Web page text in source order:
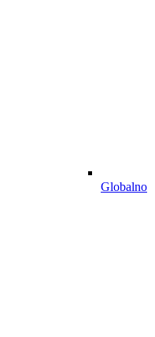
Globalno